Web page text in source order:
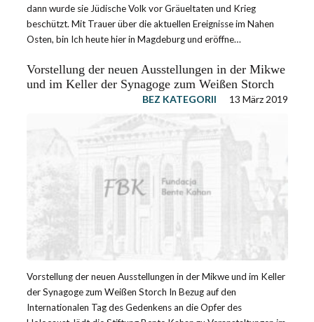
dann wurde sie Jüdische Volk vor Gräueltaten und Krieg
beschützt. Mit Trauer über die aktuellen Ereignisse im Nahen
Osten, bin Ich heute hier in Magdeburg und eröffne…
Vorstellung der neuen Ausstellungen in der Mikwe
und im Keller der Synagoge zum Weißen Storch
BEZ KATEGORII 13 März 2019
Vorstellung der neuen Ausstellungen in der Mikwe und im Keller
der Synagoge zum Weißen Storch In Bezug auf den
Internationalen Tag des Gedenkens an die Opfer des